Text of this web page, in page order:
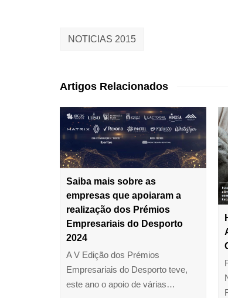
NOTICIAS 2015
Artigos Relacionados
Saiba mais sobre as
empresas que apoiaram a
realização dos Prémios
Empresariais do Desporto
2024
A V Edição dos Prémios
Empresariais do Desporto teve,
este ano o apoio de várias…